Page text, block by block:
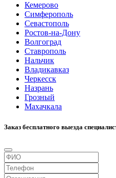
Кемерово
Симферополь
Севастополь
Ростов-на-Дону
Волгоград
Ставрополь
Нальчик
Владикавказ
Черкесск
Назрань
Грозный
Махачкала
Заказ бесплатного выезда